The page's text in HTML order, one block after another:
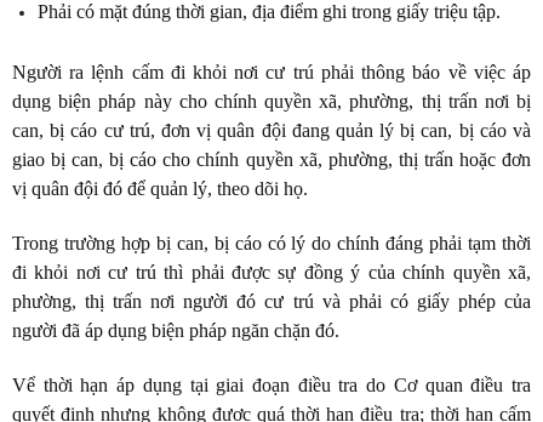
Phải có mặt đúng thời gian, địa điểm ghi trong giấy triệu tập.
Người ra lệnh cấm đi khỏi nơi cư trú phải thông báo về việc áp
dụng biện pháp này cho chính quyền xã, phường, thị trấn nơi bị
can, bị cáo cư trú, đơn vị quân đội đang quản lý bị can, bị cáo và
giao bị can, bị cáo cho chính quyền xã, phường, thị trấn hoặc đơn
vị quân đội đó để quản lý, theo dõi họ.
Trong trường hợp bị can, bị cáo có lý do chính đáng phải tạm thời
đi khỏi nơi cư trú thì phải được sự đồng ý của chính quyền xã,
phường, thị trấn nơi người đó cư trú và phải có giấy phép của
người đã áp dụng biện pháp ngăn chặn đó.
Vể thời hạn áp dụng tại giai đoạn điều tra do Cơ quan điều tra
quyết định nhưng không được quá thời hạn điều tra; thời hạn cấm